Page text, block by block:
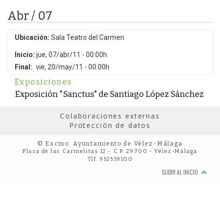
Abr / 07
Ubicación: Sala Teatro del Carmen
Inicio: jue, 07/abr/11 - 00:00h
Final: vie, 20/may/11 - 00:00h
Exposiciones
Exposición "Sanctus" de Santiago López Sánchez
Colaboraciones externas
Protección de datos
© Excmo. Ayuntamiento de Vélez-Málaga
Plaza de las Carmelitas 12 - C.P. 29700 - Vélez-Málaga
Tlf: 952559100
SUBIR AL INICIO